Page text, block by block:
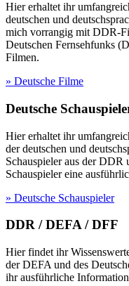
Hier erhaltet ihr
deutschen und
mich vorrangig mit DDR-
Deutschen Fernsehfunks
Filmen.
» Deutsche Filme
Deutsche
Hier erhaltet ihr
der deutschen und
Schauspieler aus der
Schauspieler eine
» Deutsche Schauspieler
DDR / DEFA / DFF
Hier findet ihr
der DEFA und des
ihr ausführliche